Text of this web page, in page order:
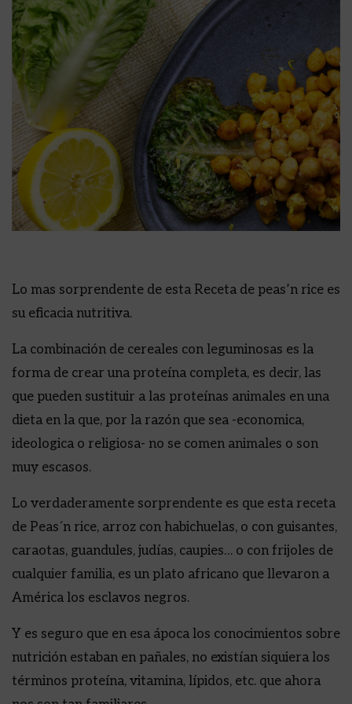
Lo mas sorprendente de esta Receta de peas’n rice es
su eficacia nutritiva.
La combinación de cereales con leguminosas es la
forma de crear una proteína completa, es decir, las
que pueden sustituir a las proteínas animales en una
dieta en la que, por la razón que sea -economica,
ideologica o religiosa- no se comen animales o son
muy escasos.
Lo verdaderamente sorprendente es que esta receta
de Peas´n rice, arroz con habichuelas, o con guisantes,
caraotas, guandules, judías, caupies… o con frijoles de
cualquier familia, es un plato africano que llevaron a
América los esclavos negros.
Y es seguro que en esa ápoca los conocimientos sobre
nutrición estaban en pañales, no existían siquiera los
términos proteína, vitamina, lípidos, etc. que ahora